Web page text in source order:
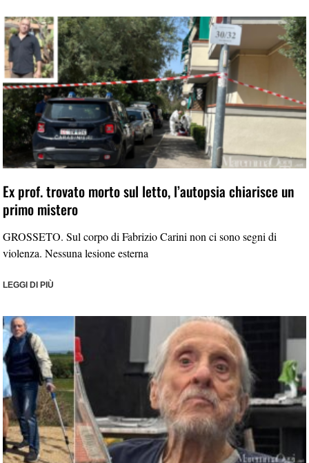
Ex prof. trovato morto sul letto, l’autopsia chiarisce un
primo mistero
GROSSETO. Sul corpo di Fabrizio Carini non ci sono segni di
violenza. Nessuna lesione esterna
LEGGI DI PIÙ